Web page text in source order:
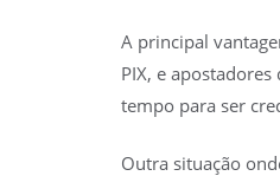
A principal
PIX, e
tempo para ser
Outra situação